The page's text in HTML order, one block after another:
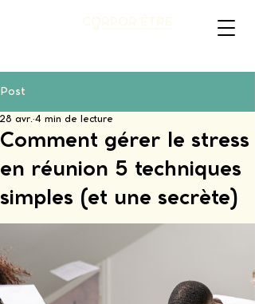
Post
Comment gérer le stress
en réunion 5 techniques
simples (et une secrète)
28 avr. 4 min de lecture